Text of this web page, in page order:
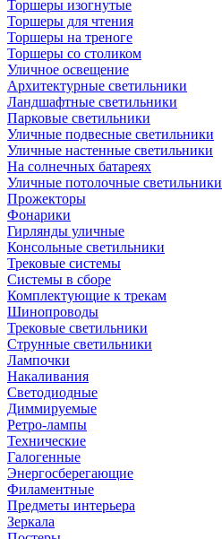
Торшеры изогнутые
Торшеры для чтения
Торшеры на треноге
Торшеры со столиком
Уличное освещение
Архитектурные светильники
Ландшафтные светильники
Парковые светильники
Уличные подвесные светильники
Уличные настенные светильники
На солнечных батареях
Уличные потолочные светильники
Прожекторы
Фонарики
Гирлянды уличные
Консольные светильники
Трековые системы
Системы в сборе
Комплектующие к трекам
Шинопроводы
Трековые светильники
Струнные светильники
Лампочки
Накаливания
Светодиодные
Диммируемые
Ретро-лампы
Технические
Галогенные
Энергосберегающие
Филаментные
Предметы интерьера
Зеркала